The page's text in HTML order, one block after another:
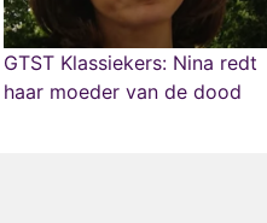
GTST Klassiekers: Nina redt
haar moeder van de dood